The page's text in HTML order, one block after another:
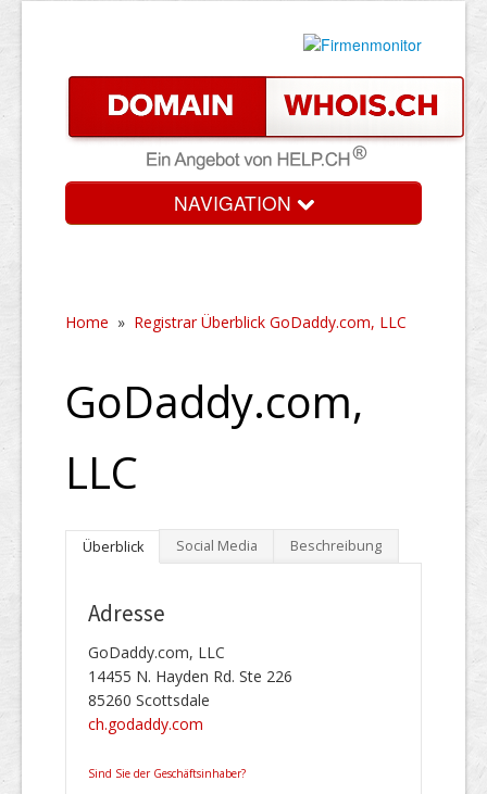
NAVIGATION
Home » Registrar Überblick GoDaddy.com, LLC
GoDaddy.com,
LLC
Überblick Social Media Beschreibung
Adresse
GoDaddy.com, LLC
14455 N. Hayden Rd. Ste 226
85260 Scottsdale
ch.godaddy.com
Sind Sie der Geschäftsinhaber?